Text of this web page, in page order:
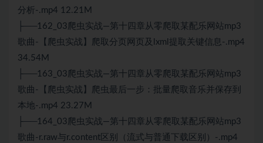
分析-.mp4 12.21M
├──162_03爬虫实战—第十四章从零爬取某配乐网站mp3
歌曲-【爬虫实战】爬取分页网页及lxml提取关键信息-.mp4
34.54M
├──163_03爬虫实战—第十四章从零爬取某配乐网站mp3
歌曲-【爬虫实战】爬虫最后一步：批量爬取音乐并保存到
本地-.mp4 23.27M
├──164_03爬虫实战—第十四章从零爬取某配乐网站mp3
歌曲-r.raw与r.content区别（流式与普通下载区别）-.mp4